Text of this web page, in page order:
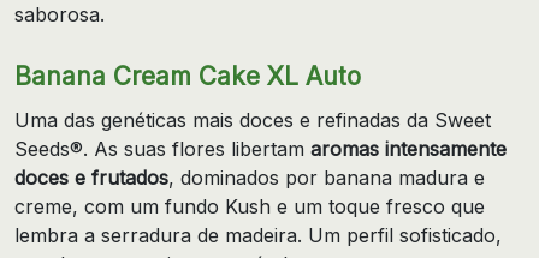
saborosa.
Banana Cream Cake XL Auto
Uma das genéticas mais doces e refinadas da Sweet
Seeds®. As suas flores libertam aromas intensamente
doces e frutados, dominados por banana madura e
creme, com um fundo Kush e um toque fresco que
lembra a serradura de madeira. Um perfil sofisticado,